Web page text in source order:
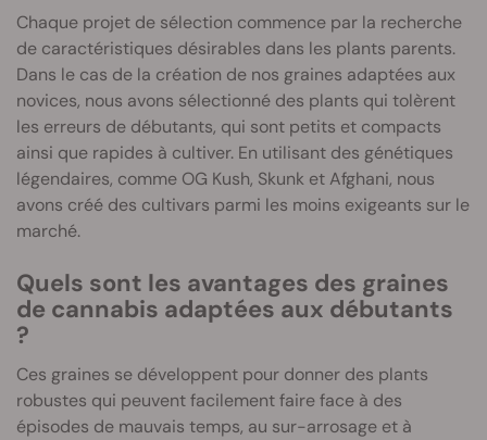
Chaque projet de sélection commence par la recherche
de caractéristiques désirables dans les plants parents.
Dans le cas de la création de nos graines adaptées aux
novices, nous avons sélectionné des plants qui tolèrent
les erreurs de débutants, qui sont petits et compacts
ainsi que rapides à cultiver. En utilisant des génétiques
légendaires, comme OG Kush, Skunk et Afghani, nous
avons créé des cultivars parmi les moins exigeants sur le
marché.
Quels sont les avantages des graines
de cannabis adaptées aux débutants
?
Ces graines se développent pour donner des plants
robustes qui peuvent facilement faire face à des
épisodes de mauvais temps, au sur-arrosage et à